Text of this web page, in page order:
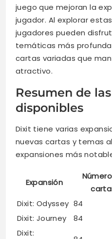
juego que mejoran la
jugador. Al explorar
jugadores pueden
temáticas más
cartas variadas que
atractivo.
Resumen de
disponibles
Dixit tiene varias
nuevas cartas y temas
expansiones más
Expansión
Dixit: Odyssey 84
Dixit: Journey
84
Dixit: